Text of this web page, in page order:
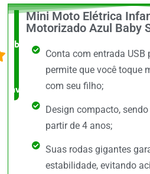
O +
barato,
avaliado!
Mini Moto Elétrica
Motorizado Azul Baby
Conta com entrada USB
permite que você toque
com seu filho;
Design compacto,
partir de 4 anos;
Suas rodas gigantes
estabilidade, evitando